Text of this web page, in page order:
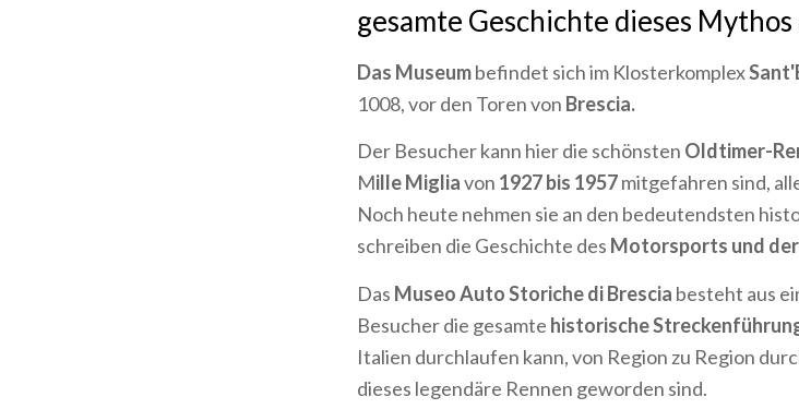
gesamte Geschichte dieses
Das Museumbefindet sich im Klosterkomplex
1008, vor den Toren von Brescia.
Der Besucher kann hier die schönsten Oldtimer-
Mille Migliavon 1927 bis 1957mitgefahren sind,
Noch heute nehmen sie an den bedeutendsten
schreiben die Geschichte des Motorsports und
Das Museo Auto Storiche di Brescia besteht aus
Besucher die gesamte historische
Italien durchlaufen kann, von Region zu Region
dieses legendäre Rennen geworden sind.